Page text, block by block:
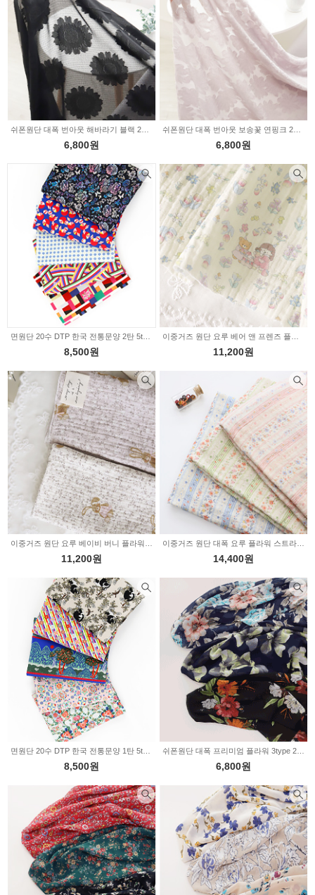
6,800원 6,800원
8,500원 11,200원
이중거즈 원단 요루 베이비 버니 플라워 2236450
11,200원
이중거즈 원단 대폭 요루 플라워 스트라이프 3color Z3008
14,400원
8,500원 6,800원